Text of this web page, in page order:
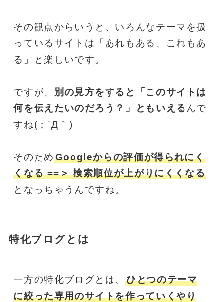
その観点からいうと、いろんなテーマを扱
っているサイトは「あれもある、これもあ
る」と楽しいです。
ですが、
別の見方をすると「このサイトは
何を伝えたいのだろう？」ともいえる んで
すね(；´Д｀)
そのため Googleからの評価が得られにく
くなる ==＞ 検索順位が上がりにくくなる
となっちゃうんですね。
特化ブログとは
一方の特化ブログとは、ひとつのテーマ
に絞った専用のサイトを作っていくやり